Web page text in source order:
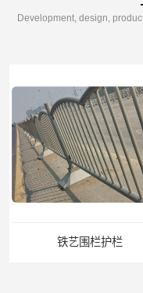
铁艺围栏护栏